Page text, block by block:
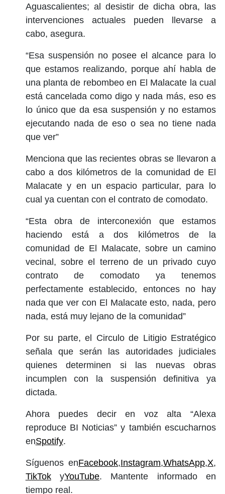
Aguascalientes; al desistir de dicha obra, las
intervenciones actuales pueden llevarse a
cabo, asegura.
“Esa suspensión no posee el alcance para lo
que estamos realizando, porque ahí habla de
una planta de rebombeo en El Malacate la cual
está cancelada como digo y nada más, eso es
lo único que da esa suspensión y no estamos
ejecutando nada de eso o sea no tiene nada
que ver”
Menciona que las recientes obras se llevaron a
cabo a dos kilómetros de la comunidad de El
Malacate y en un espacio particular, para lo
cual ya cuentan con el contrato de comodato.
“Esta obra de interconexión que estamos
haciendo está a dos kilómetros de la
comunidad de El Malacate, sobre un camino
vecinal, sobre el terreno de un privado cuyo
contrato de comodato ya tenemos
perfectamente establecido, entonces no hay
nada que ver con El Malacate esto, nada, pero
nada, está muy lejano de la comunidad”
Por su parte, el Circulo de Litigio Estratégico
señala que serán las autoridades judiciales
quienes determinen si las nuevas obras
incumplen con la suspensión definitiva ya
dictada.
Ahora puedes decir en voz alta “Alexa
reproduce BI Noticias” y también escucharnos
enSpotify.
Síguenos enFacebook,Instagram,WhatsApp,X,
TikTokyYouTube. Mantente informado en
tiempo real.